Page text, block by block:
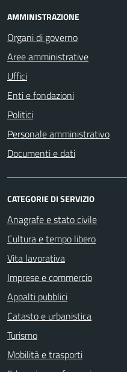
AMMINISTRAZIONE
Organi di governo
Aree amministrative
Uffici
Enti e fondazioni
Politici
Personale amministrativo
Documenti e dati
CATEGORIE DI SERVIZIO
Anagrafe e stato civile
Cultura e tempo libero
Vita lavorativa
Imprese e commercio
Appalti pubblici
Catasto e urbanistica
Turismo
Mobilità e trasporti